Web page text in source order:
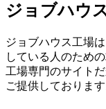
ジョブハウ
ジョブハウス工場
している人のため
工場専門のサイト
ご提供しております